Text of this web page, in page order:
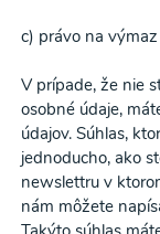
c) právo na
V prípade, že nie
osobné údaje,
údajov. Súhlas,
jednoducho, ako
newslettru v
nám môžete